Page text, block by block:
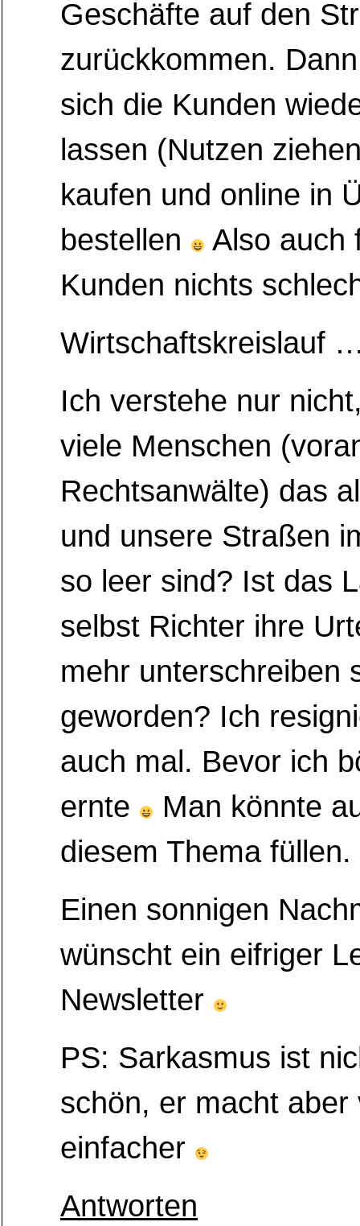
Geschäfte auf den
zurückkommen.
sich die Kunden
lassen (Nutzen
kaufen und online in
bestellen
Also auch
Kunden nichts
Wirtschaftskreislauf
Ich verstehe nur
viele Menschen
Rechtsanwälte) das
und unsere Straßen
so leer sind? Ist das
selbst Richter ihre
mehr unterschreiben
geworden? Ich
auch mal. Bevor ich
ernte
Man könnte
diesem Thema füllen.
Einen sonnigen
wünscht ein eifriger
Newsletter
PS: Sarkasmus ist
schön, er macht aber
einfacher
Antworten